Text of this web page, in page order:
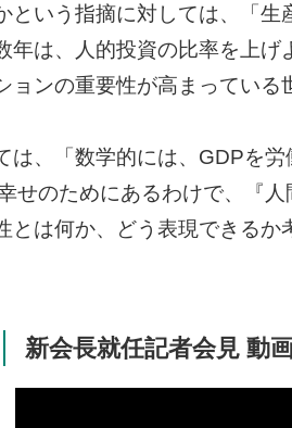
いう指摘に対しては、「
は、人的投資の比率を上げ
ンの重要性が高まってい
、「数学的には、GDPを
のためにあるわけで、『
は何か、どう表現できるか
新会長就任記者会見 動